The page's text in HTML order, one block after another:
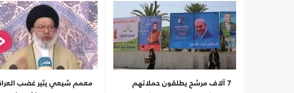
7 آلاف مرشح يطلقون حملاتهم
معمم شيعي يثير غضب